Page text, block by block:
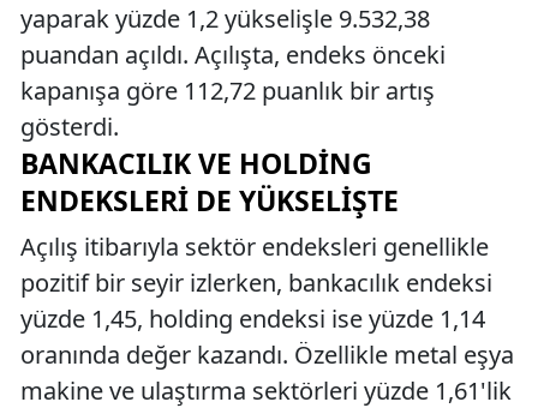
yaparak yüzde 1,2 yükselişle 9.532,38
puandan açıldı. Açılışta, endeks önceki
kapanışa göre 112,72 puanlık bir artış
gösterdi.
BANKACILIK VE HOLDING
ENDEKSLERI DE YÜKSELIŞTE
Açılış itibarıyla sektör endeksleri genellikle
pozitif bir seyir izlerken, bankacılık endeksi
yüzde 1,45, holding endeksi ise yüzde 1,14
oranında değer kazandı. Özellikle metal eşya
makine ve ulaştırma sektörleri yüzde 1,61'lik